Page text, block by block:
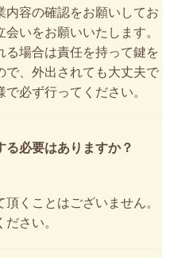
内容の確認をお願いしてお
いをお願いいたします。
る場合は責任を持って鍵を
で、外出されても大丈夫で
必ず行ってください。
必要はありますか？
くことはございません。
さい。